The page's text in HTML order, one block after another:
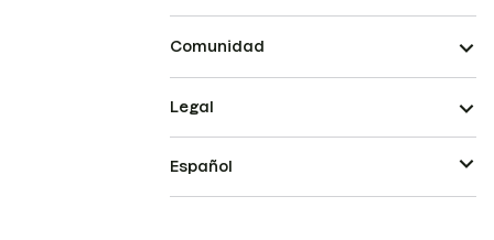
Comunidad
Legal
Español